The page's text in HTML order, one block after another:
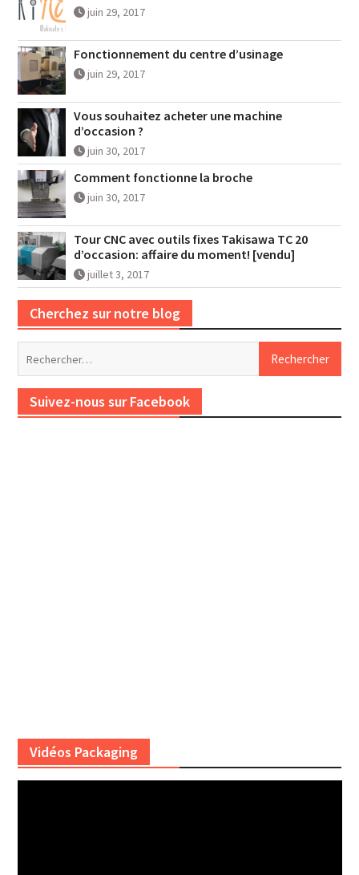
juin 29, 2017
Fonctionnement du centre d’usinage
juin 29, 2017
Vous souhaitez acheter une machine
d’occasion ?
juin 30, 2017
Comment fonctionne la broche
juin 30, 2017
Tour CNC avec outils fixes Takisawa TC 20
d’occasion: affaire du moment! [vendu]
juillet 3, 2017
Cherchez sur notre blog
Suivez-nous sur Facebook
Vidéos Packaging